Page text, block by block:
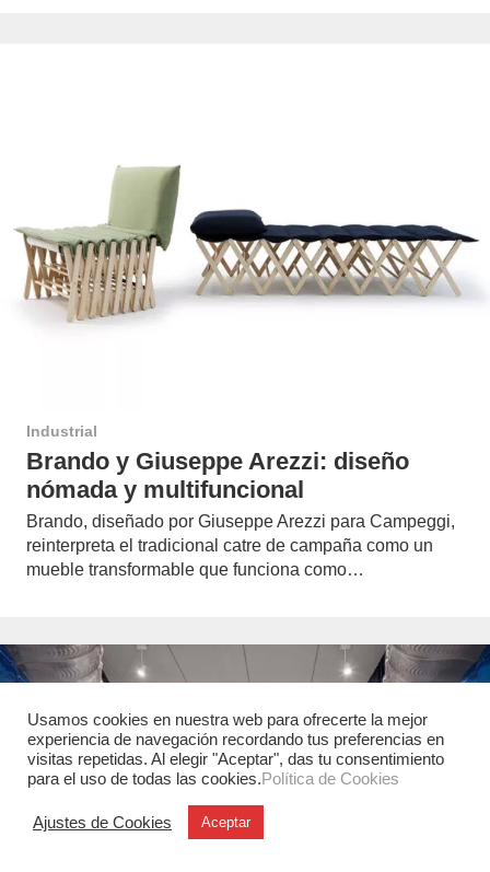
Industrial
Brando y Giuseppe Arezzi: diseño
nómada y multifuncional
Brando, diseñado por Giuseppe Arezzi para Campeggi,
reinterpreta el tradicional catre de campaña como un
mueble transformable que funciona como…
Usamos cookies en nuestra web para ofrecerte la mejor
experiencia de navegación recordando tus preferencias en
visitas repetidas. Al elegir "Aceptar", das tu consentimiento
para el uso de todas las cookies.Política de Cookies
Ajustes de Cookies Aceptar